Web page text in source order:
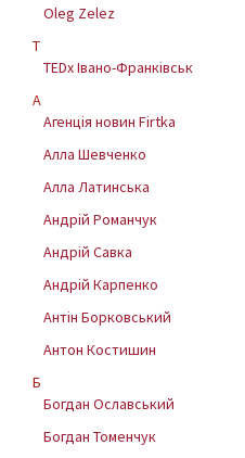
Oleg Zelez
T
TEDx Івано-Франківськ
А
Агенція новин Firtka
Алла Шевченко
Алла Латинська
Андрій Романчук
Андрій Савка
Андрій Карпенко
Антін Борковський
Антон Костишин
Б
Богдан Ославський
Богдан Томенчук